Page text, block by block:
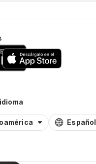
Español